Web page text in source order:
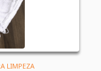
LIMPEZA